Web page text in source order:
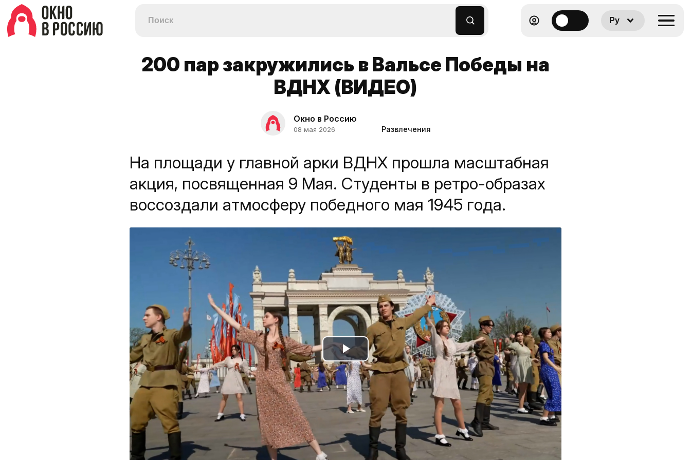
Ру
200 пар закружились в Вальсе Победы на
ВДНХ (ВИДЕО)
Окно в Россию
08 мая 2026 Развлечения
На площади у главной арки ВДНХ прошла масштабная
акция, посвященная 9 Мая. Студенты в ретро-образах
воссоздали атмосферу победного мая 1945 года.
Play
Video